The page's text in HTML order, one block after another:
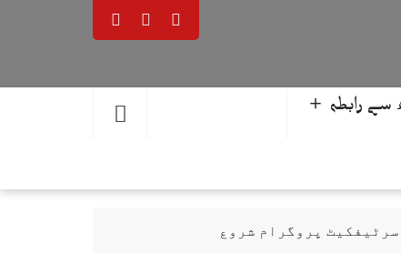
سے رابطہ ＋
پروگرام شروع